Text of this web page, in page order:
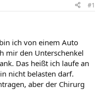
#1
ich von einem Auto
mir den Unterschenkel
Das heißt ich laufe an
nicht belasten darf.
aber der Chirurg